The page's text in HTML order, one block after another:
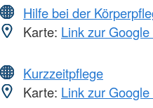
Hilfe bei der
Karte: Link zur
Kurzzeitpflege
Karte: Link zur